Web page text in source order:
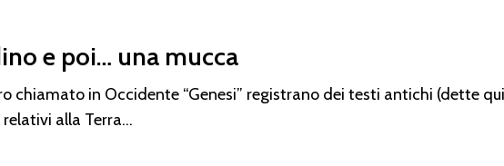
e poi… una mucca
chiamato in Occidente “Genesi” registrano dei testi antichi (dette
alla Terra…